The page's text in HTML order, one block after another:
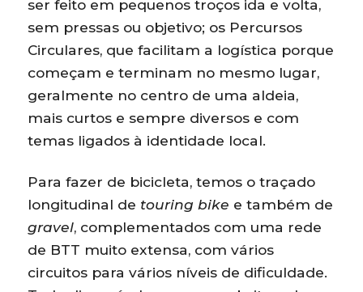
ser feito em pequenos troços ida e volta,
sem pressas ou objetivo; os Percursos
Circulares, que facilitam a logística porque
começam e terminam no mesmo lugar,
geralmente no centro de uma aldeia,
mais curtos e sempre diversos e com
temas ligados à identidade local.
Para fazer de bicicleta, temos o traçado
longitudinal de touring bike e também de
gravel, complementados com uma rede
de BTT muito extensa, com vários
circuitos para vários níveis de dificuldade.